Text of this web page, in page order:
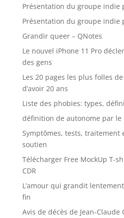
Présentation du groupe indie
Présentation du groupe indie
Grandir queer – QNotes
Le nouvel iPhone 11 Pro
des gens
Les 20 pages les plus folles
d’avoir 20 ans
Liste des phobies: types,
définition de autonome par
Symptômes, tests, traitement
soutien
Télécharger Free MockUp T-
CDR
L’amour qui grandit
fin
Avis de décès de Jean-